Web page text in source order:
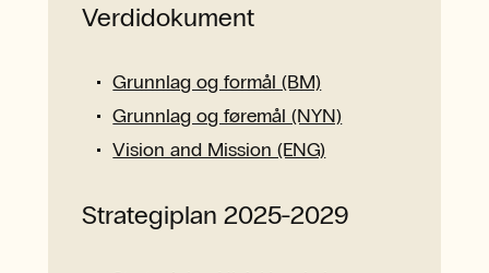
Verdidokument
Grunnlag og formål (BM)
Grunnlag og føremål (NYN)
Vision and Mission (ENG)
Strategiplan 2025-2029